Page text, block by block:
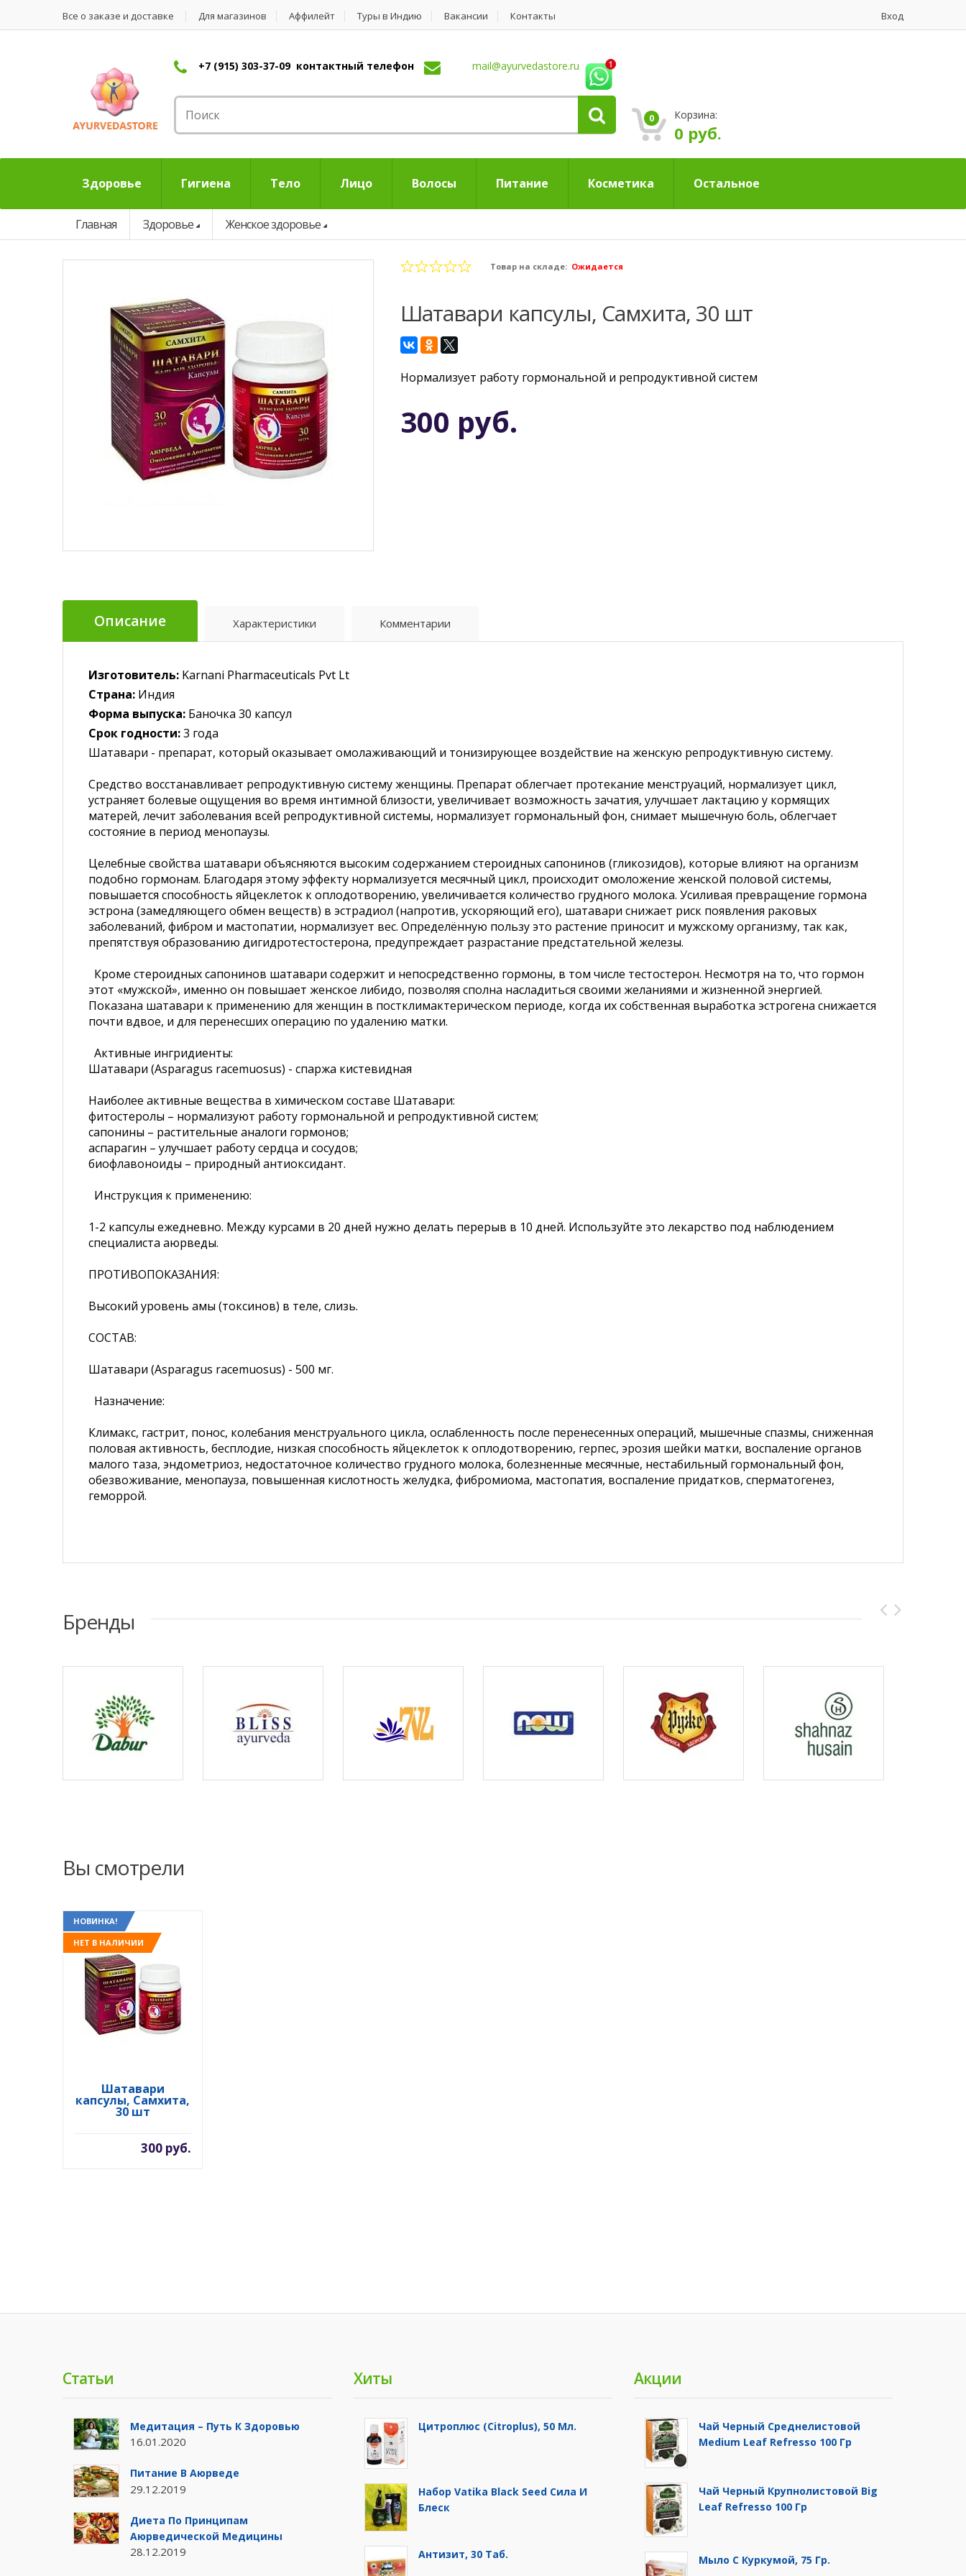
Все о заказе и доставке Для магазинов Аффилейт Туры в Индию Вакансии Контакты Вход
+7 (915) 303-37-09 контактный телефон mail@ayurvedastore.ru
0 Корзина:
0 руб.
Здоровье Гигиена Тело Лицо Волосы Питание Косметика Остальное
Главная Здоровье Женское здоровье
Товар на складе: Ожидается
Шатавари капсулы, Самхита, 30 шт
Нормализует работу гормональной и репродуктивной систем
300 руб.
Описание Характеристики Комментарии
Изготовитель: Karnani Pharmaceuticals Pvt Lt
Страна: Индия
Форма выпуска: Баночка 30 капсул
Срок годности:3 года
Шатавари - препарат, который оказывает омолаживающий и тонизирующее воздействие на женскую репродуктивную систему.
Средство восстанавливает репродуктивную систему женщины. Препарат облегчает протекание менструаций, нормализует цикл,
устраняет болевые ощущения во время интимной близости, увеличивает возможность зачатия, улучшает лактацию у кормящих
матерей, лечит заболевания всей репродуктивной системы, нормализует гормональный фон, снимает мышечную боль, облегчает
состояние в период менопаузы.
Целебные свойства шатавари объясняются высоким содержанием стероидных сапонинов (гликозидов), которые влияют на организм
подобно гормонам. Благодаря этому эффекту нормализуется месячный цикл, происходит омоложение женской половой системы,
повышается способность яйцеклеток к оплодотворению, увеличивается количество грудного молока. Усиливая превращение гормона
эстрона (замедляющего обмен веществ) в эстрадиол (напротив, ускоряющий его), шатавари снижает риск появления раковых
заболеваний, фибром и мастопатии, нормализует вес. Определённую пользу это растение приносит и мужскому организму, так как,
препятствуя образованию дигидротестостерона, предупреждает разрастание предстательной железы.
Кроме стероидных сапонинов шатавари содержит и непосредственно гормоны, в том числе тестостерон. Несмотря на то, что гормон
этот «мужской», именно он повышает женское либидо, позволяя сполна насладиться своими желаниями и жизненной энергией.
Показана шатавари к применению для женщин в постклимактерическом периоде, когда их собственная выработка эстрогена снижается
почти вдвое, и для перенесших операцию по удалению матки.
Активные ингридиенты:
Шатавари (Asparagus racemuosus) - спаржа кистевидная
Наиболее активные вещества в химическом составе Шатавари:
фитостеролы – нормализуют работу гормональной и репродуктивной систем;
сапонины – растительные аналоги гормонов;
аспарагин – улучшает работу сердца и сосудов;
биофлавоноиды – природный антиоксидант.
Инструкция к применению:
1-2 капсулы ежедневно. Между курсами в 20 дней нужно делать перерыв в 10 дней. Используйте это лекарство под наблюдением
специалиста аюрведы.
ПРОТИВОПОКАЗАНИЯ:
Высокий уровень амы (токсинов) в теле, слизь.
СОСТАВ:
Шатавари (Asparagus racemuosus) - 500 мг.
Назначение:
Климакс, гастрит, понос, колебания менструального цикла, ослабленность после перенесенных операций, мышечные спазмы, сниженная
половая активность, бесплодие, низкая способность яйцеклеток к оплодотворению, герпес, эрозия шейки матки, воспаление органов
малого таза, эндометриоз, недостаточное количество грудного молока, болезненные месячные, нестабильный гормональный фон,
обезвоживание, менопауза, повышенная кислотность желудка, фибромиома, мастопатия, воспаление придатков, сперматогенез,
геморрой.
Бренды
Вы смотрели
НОВИНКА!
НЕТ В НАЛИЧИИ
Шатавари
капсулы, Самхита,
30 шт
300 руб.
Статьи
Медитация – Путь К Здоровью
16.01.2020
Питание В Аюрведе
29.12.2019
Диета По Принципам
Аюрведической Медицины
28.12.2019
Хиты
Цитроплюс (Citroplus), 50 Мл.
Набор Vatika Black Seed Сила И
Блеск
Антизит, 30 Таб.
Акции
Чай Черный Среднелистовой
Medium Leaf Refresso 100 Гр
Чай Черный Крупнолистовой Big
Leaf Refresso 100 Гр
Мыло С Куркумой, 75 Гр.